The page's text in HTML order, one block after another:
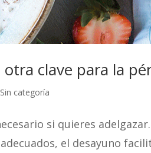
clave para la
Sin categoría
si quieres
el desayuno